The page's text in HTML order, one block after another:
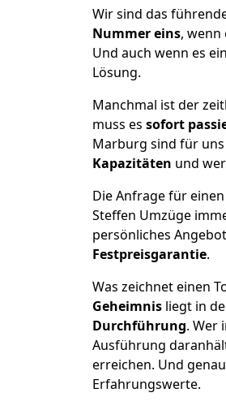
Wir sind das
Nummer eins,
Und auch wenn es
Lösung.
Manchmal ist der
muss es sofort
Marburg sind für
Kapazitäten und
Die Anfrage für
Steffen Umzüge
persönliches
Festpreisgarantie.
Was zeichnet einen
Geheimnis liegt in
Durchführung. Wer
Ausführung
erreichen. Und
Erfahrungswerte.